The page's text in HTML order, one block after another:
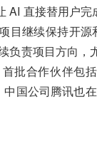
AI 直接替用户
目继续保持开
负责项目方向
批合作伙伴包
国公司腾讯也